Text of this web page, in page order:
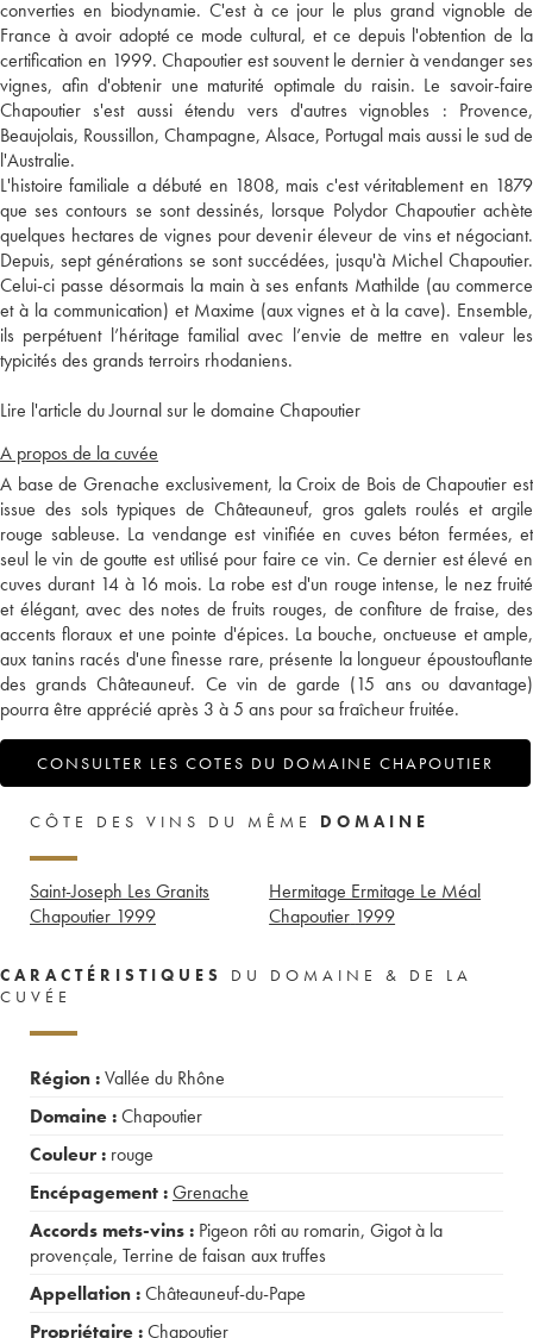
converties en biodynamie. C'est à ce jour le plus grand vignoble de
France à avoir adopté ce mode cultural, et ce depuis l'obtention de la
certification en 1999. Chapoutier est souvent le dernier à vendanger ses
vignes, afin d'obtenir une maturité optimale du raisin. Le savoir-faire
Chapoutier s'est aussi étendu vers d'autres vignobles : Provence,
Beaujolais, Roussillon, Champagne, Alsace, Portugal mais aussi le sud de
l'Australie.
L'histoire familiale a débuté en 1808, mais c'est véritablement en 1879
que ses contours se sont dessinés, lorsque Polydor Chapoutier achète
quelques hectares de vignes pour devenir éleveur de vins et négociant.
Depuis, sept générations se sont succédées, jusqu'à Michel Chapoutier.
Celui-ci passe désormais la main à ses enfants Mathilde (au commerce
et à la communication) et Maxime (aux vignes et à la cave). Ensemble,
ils perpétuent l’héritage familial avec l’envie de mettre en valeur les
typicités des grands terroirs rhodaniens.
Lire l'article du Journal sur le domaine Chapoutier
A propos de la cuvée
A base de Grenache exclusivement, la Croix de Bois de Chapoutier est
issue des sols typiques de Châteauneuf, gros galets roulés et argile
rouge sableuse. La vendange est vinifiée en cuves béton fermées, et
seul le vin de goutte est utilisé pour faire ce vin. Ce dernier est élevé en
cuves durant 14 à 16 mois. La robe est d'un rouge intense, le nez fruité
et élégant, avec des notes de fruits rouges, de confiture de fraise, des
accents floraux et une pointe d'épices. La bouche, onctueuse et ample,
aux tanins racés d'une finesse rare, présente la longueur époustouflante
des grands Châteauneuf. Ce vin de garde (15 ans ou davantage)
pourra être apprécié après 3 à 5 ans pour sa fraîcheur fruitée.
CONSULTER LES COTES DU DOMAINE CHAPOUTIER
CÔTE DES VINS DU MÊME DOMAINE
Saint-Joseph Les Granits
Chapoutier 1999
Hermitage Ermitage Le Méal
Chapoutier 1999
CARACTÉRISTIQUES
DU DOMAINE & DE LA
CUVÉE
Région :Vallée du Rhône
Domaine :Chapoutier
Couleur : rouge
Encépagement :Grenache
Accords mets-vins : Pigeon rôti au romarin, Gigot à la
provençale, Terrine de faisan aux truffes
Appellation :Châteauneuf-du-Pape
Propriétaire :Chapoutier